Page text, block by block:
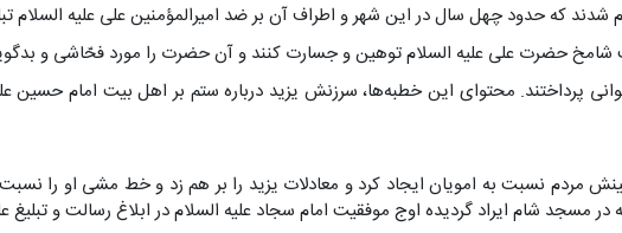
شامخ حضرت علی علیه السلام توهین و جسارت کنند و آن حضرت را مورد فحّاشی و
پرداختند. محتوای این خطبه‌ها، سرزنش یزید درباره ستم بر اهل بیت امام حسین
مردم نسبت به امویان ایجاد کرد و معادلات یزید را بر هم زد و خط مشی او را
شام ایراد گردیده اوج موفقیت امام سجاد علیه السلام در ابلاغ رسالت و